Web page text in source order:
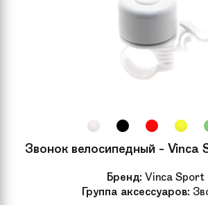
Детские, пластик
16 T
Цепь N/A
Обода колес Alloy
Звонок велосипедный -
Бренд: Vinca Sport
Группа аксессуаров: